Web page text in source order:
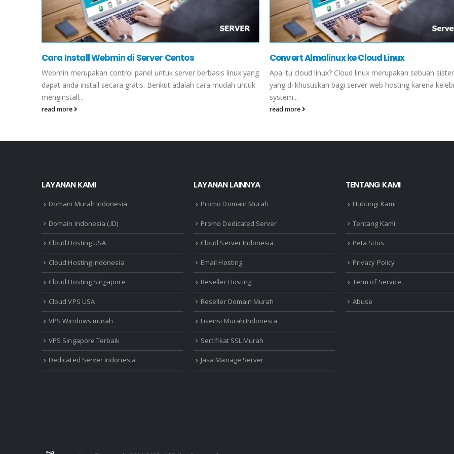
Cara Install Webmin di Server Centos
Webmin merupakan control panel untuk server berbasis linux yang
dapat anda install secara gratis. Berikut adalah cara mudah untuk
menginstall...
read more
Convert Almalinux ke Cloud Linux
Apa itu cloud linux? Cloud linux merupakan sebuah
yang di khususkan bagi server web hosting karena
system...
read more
LAYANAN KAMI
Domain Murah Indonesia
Domain Indonesia (.ID)
Cloud Hosting USA
Cloud Hosting Indonesia
Cloud Hosting Singapore
Cloud VPS USA
VPS Windows murah
VPS Singapore Terbaik
Dedicated Server Indonesia
LAYANAN LAINNYA
Promo Domain Murah
Promo Dedicated Server
Cloud Server Indonesia
Email Hosting
Reseller Hosting
Reseller Domain Murah
Lisensi Murah Indonesia
Sertifikat SSL Murah
Jasa Manage Server
TENTANG KAMI
Hubungi Kami
Tentang Kami
Peta Situs
Privacy Policy
Term of Service
Abuse